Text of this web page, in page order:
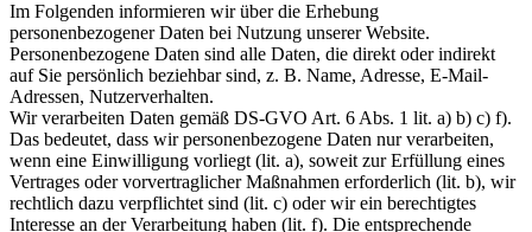
Im Folgenden informieren wir über die Erhebung
personenbezogener Daten bei Nutzung unserer Website.
Personenbezogene Daten sind alle Daten, die direkt oder indirekt
auf Sie persönlich beziehbar sind, z. B. Name, Adresse, E-Mail-
Adressen, Nutzerverhalten.
Wir verarbeiten Daten gemäß DS-GVO Art. 6 Abs. 1 lit. a) b) c) f).
Das bedeutet, dass wir personenbezogene Daten nur verarbeiten,
wenn eine Einwilligung vorliegt (lit. a), soweit zur Erfüllung eines
Vertrages oder vorvertraglicher Maßnahmen erforderlich (lit. b), wir
rechtlich dazu verpflichtet sind (lit. c) oder wir ein berechtigtes
Interesse an der Verarbeitung haben (lit. f). Die entsprechende